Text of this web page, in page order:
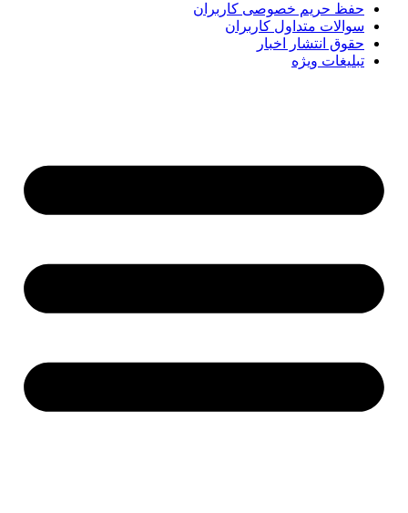
حفظ حریم خصوصی کاربران
سوالات متداول کاربران
حقوق انتشار اخبار
تبلیغات ویژه